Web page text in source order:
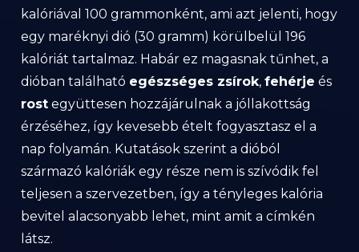
kalóriával 100 grammonként, ami azt jelenti, hogy
egy maréknyi dió (30 gramm) körülbelül 196
kalóriát tartalmaz. Habár ez magasnak tűnhet, a
dióban található egészséges zsírok, fehérje és
rost együttesen hozzájárulnak a jóllakottság
érzéséhez, így kevesebb ételt fogyasztasz el a
nap folyamán. Kutatások szerint a dióból
származó kalóriák egy része nem is szívódik fel
teljesen a szervezetben, így a tényleges kalória
bevitel alacsonyabb lehet, mint amit a címkén
látsz.